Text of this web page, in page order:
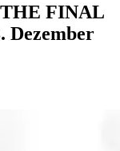
FINAL
Dezember